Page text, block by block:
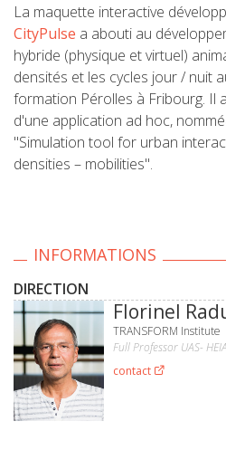
La maquette interactive
CityPulse a abouti au
hybride (physique et virtuel)
densités et les cycles jour / nuit
formation Pérolles à Fribourg. Il
d'une application ad hoc,
"Simulation tool for urban
densities – mobilities".
INFORMATIONS
DIRECTION
Florinel
TRANSFORM Institute
Full Professor UAS-
contact